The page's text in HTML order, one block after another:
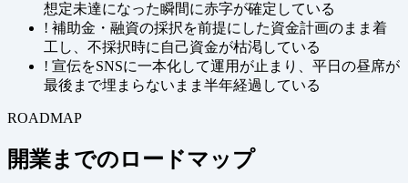
想定未達になった瞬間に赤字が確定している
! 補助金・融資の採択を前提にした資金計画のまま着
工し、不採択時に自己資金が枯渇している
! 宣伝をSNSに一本化して運用が止まり、平日の昼席が
最後まで埋まらないまま半年経過している
ROADMAP
開業までのロードマップ